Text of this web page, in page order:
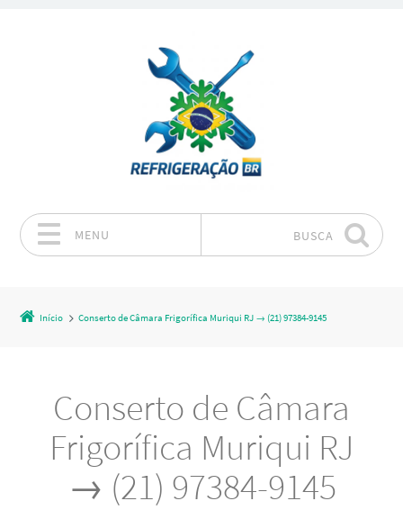
MENU BUSCA
Início Conserto de Câmara Frigorífica Muriqui RJ → (21) 97384-9145
Conserto de Câmara
Frigorífica Muriqui RJ
→ (21) 97384-9145